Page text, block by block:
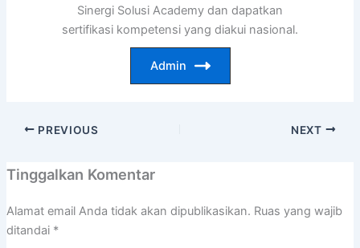
Sinergi Solusi Academy dan dapatkan
sertifikasi kompetensi yang diakui nasional.
Admin
PREVIOUS NEXT
Tinggalkan Komentar
Alamat email Anda tidak akan dipublikasikan. Ruas yang wajib
ditandai *